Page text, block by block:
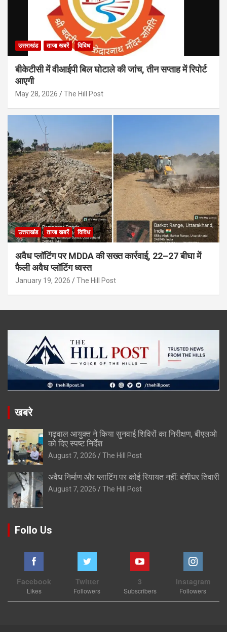
उत्तराखंड ताजा खबरें विविध
बीकेटीसी में वीआईपी बिल घोटाले की जांच, तीन सप्ताह में रिपोर्ट
आएगी
May 28, 2026 The Hill Post
उत्तराखंड ताजा खबरें विविध
अवैध प्लॉटिंग पर MDDA की सख्त कार्रवाई, 22–27 बीघा में
फैली अवैध प्लॉटिंग ध्वस्त
January 19, 2026 The Hill Post
खबरे
गढ़वाल आयुक्त ने किया सुनवाई शिविरों का निरीक्षण, बीएलओ
को दिए स्पष्ट निर्देश
August 7, 2026 The Hill Post
अवैध निर्माण और प्लाटिंग पर कोई रियायत नहीं: बंशीधर तिवारी
August 7, 2026 The Hill Post
Follo Us
Facebook
Likes
Twitter
Followers
3
Subscribers
Instagram
Followers